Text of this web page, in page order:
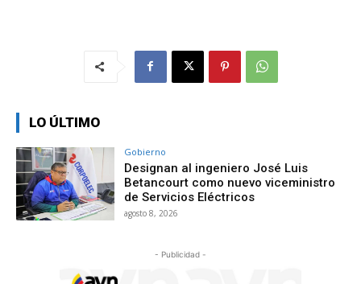
LO ÚLTIMO
Gobierno
Designan al ingeniero José Luis
Betancourt como nuevo viceministro
de Servicios Eléctricos
agosto 8, 2026
- Publicidad -